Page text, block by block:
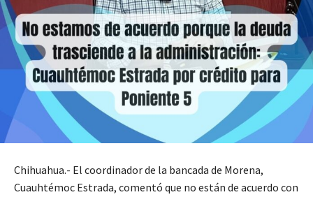
Chihuahua.- El coordinador de la bancada de Morena,
Cuauhtémoc Estrada, comentó que no están de acuerdo con